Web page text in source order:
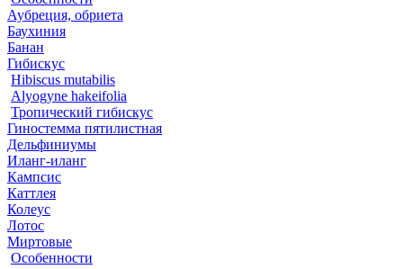
Аубреция, обриета
Баухиния
Банан
Гибискус
Hibiscus mutabilis
Alyogyne hakeifolia
Тропический гибискус
Гиностемма пятилистная
Дельфиниумы
Иланг-иланг
Кампсис
Каттлея
Колеус
Лотос
Миртовые
Особенности